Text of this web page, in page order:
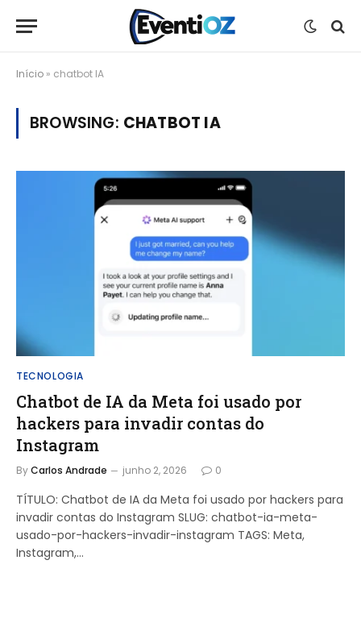
Início » chatbot IA
BROWSING: CHATBOT IA
TECNOLOGIA
Chatbot de IA da Meta foi usado por
hackers para invadir contas do
Instagram
ByCarlos Andrade junho 2, 2026 0
TÍTULO: Chatbot de IA da Meta foi usado por hackers para
invadir contas do Instagram SLUG: chatbot-ia-meta-
usado-por-hackers-invadir-instagram TAGS: Meta,
Instagram,…